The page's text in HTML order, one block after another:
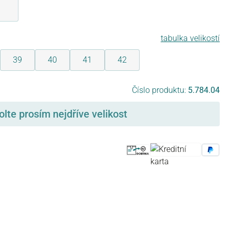
tabulka velikostí
39 40 41 42
Číslo produktu: 5.784.04
prosím nejdříve velikost